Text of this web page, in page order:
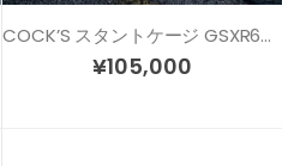
COCK’S スタントケージ GSXR600/750 (06-09) MODEL2
¥105,000